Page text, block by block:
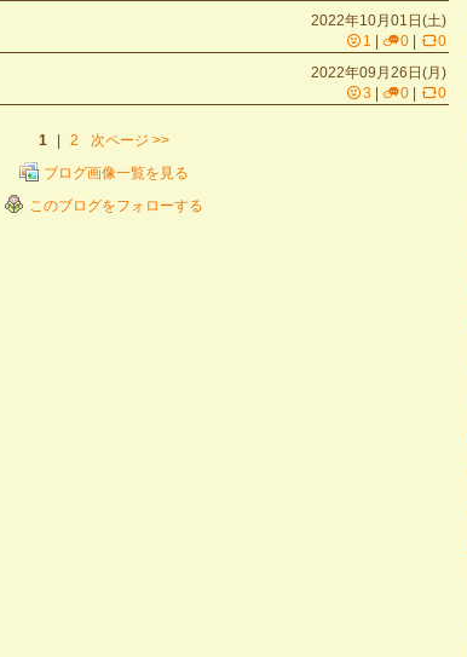
2022年10月01日(土)
1
0
0
2022年09月26日(月)
3
0 0
1 2 次ページ >>
ブログ画像一覧を見る
このブログをフォローする